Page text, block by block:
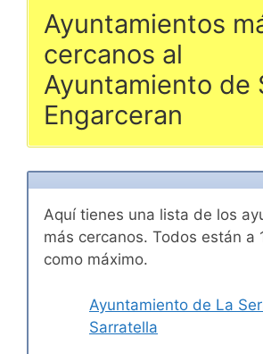
Ayuntamientos
cercanos al
Ayuntamiento de
Engarceran
Aquí tienes una lista de los
más cercanos. Todos están a
como máximo.
Ayuntamiento de La
Sarratella